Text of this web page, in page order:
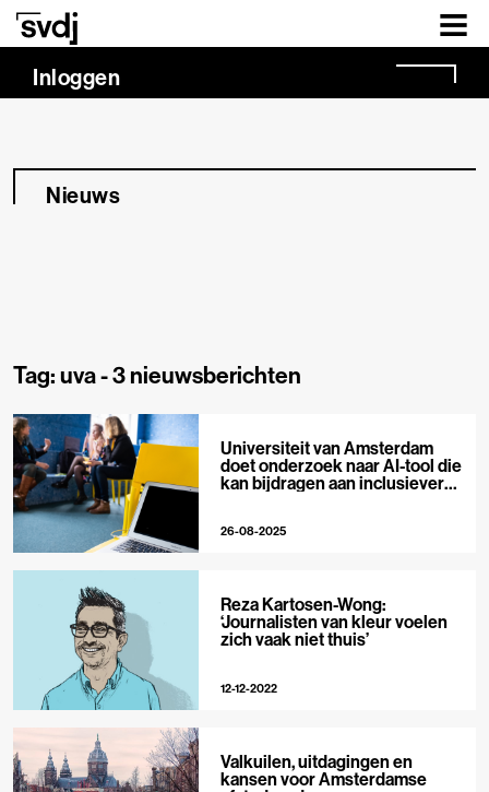
Naar hoofdinhoud
Inloggen
Nieuws
Tag: uva -3 nieuwsberichten
Universiteit van Amsterdam
doet onderzoek naar AI-tool die
kan bijdragen aan inclusievere
26-08-2025
Reza Kartosen-Wong:
‘Journalisten van kleur voelen
zich vaak niet thuis’
12-12-2022
Valkuilen, uitdagingen en
kansen voor Amsterdamse